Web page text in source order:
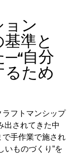
ョン
準と
自分
るため
フトマンシップ
出されてきた中
手作業で施され
いものづくり”を